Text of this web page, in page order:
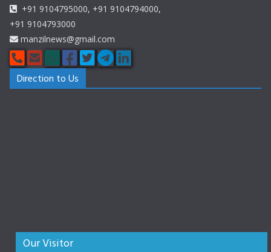
+91 9104795000, +91 9104794000,
+91 9104793000
manzilnews@gmail.com
Direction to Us
Our Visitor